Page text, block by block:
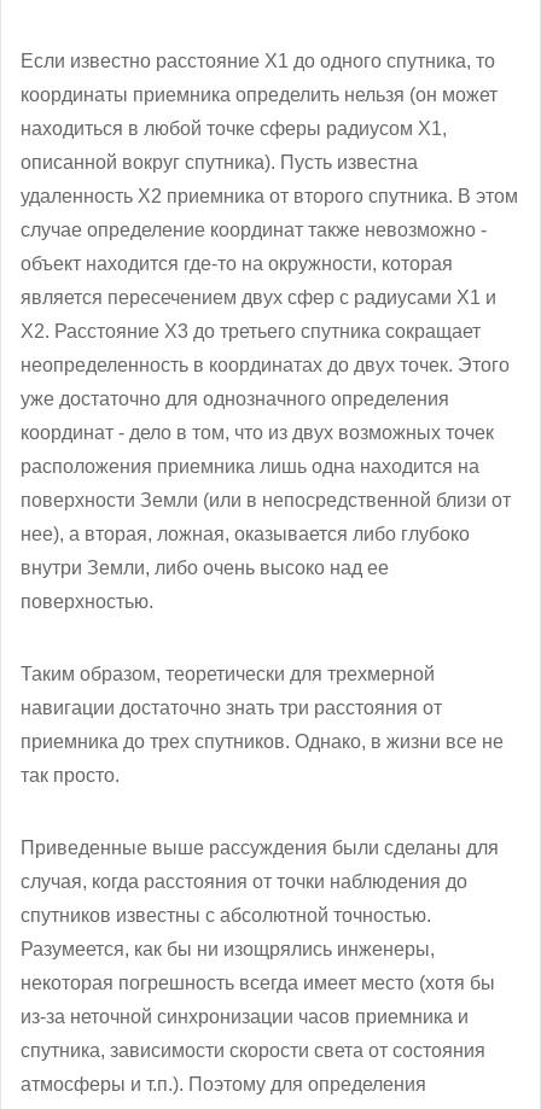
Если известно расстояние X1 до одного спутника, то
координаты приемника определить нельзя (он может
находиться в любой точке сферы радиусом X1,
описанной вокруг спутника). Пусть известна
удаленность X2 приемника от второго спутника. В этом
случае определение координат также невозможно -
объект находится где-то на окружности, которая
является пересечением двух сфер с радиусами X1 и
X2. Расстояние X3 до третьего спутника сокращает
неопределенность в координатах до двух точек. Этого
уже достаточно для однозначного определения
координат - дело в том, что из двух возможных точек
расположения приемника лишь одна находится на
поверхности Земли (или в непосредственной близи от
нее), а вторая, ложная, оказывается либо глубоко
внутри Земли, либо очень высоко над ее
поверхностью.
Таким образом, теоретически для трехмерной
навигации достаточно знать три расстояния от
приемника до трех спутников. Однако, в жизни все не
так просто.
Приведенные выше рассуждения были сделаны для
случая, когда расстояния от точки наблюдения до
спутников известны с абсолютной точностью.
Разумеется, как бы ни изощрялись инженеры,
некоторая погрешность всегда имеет место (хотя бы
из-за неточной синхронизации часов приемника и
спутника, зависимости скорости света от состояния
атмосферы и т.п.). Поэтому для определения